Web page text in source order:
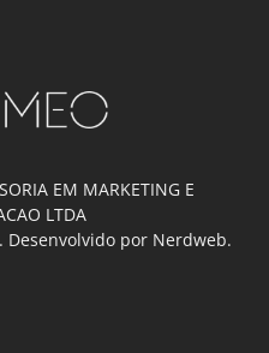
EM MARKETING E
LTDA
Desenvolvido por Nerdweb.